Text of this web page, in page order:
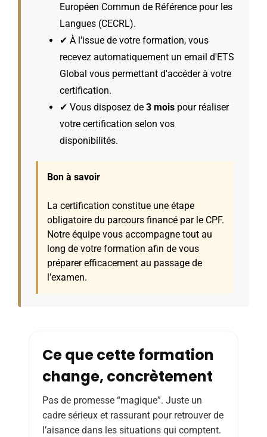
Européen Commun de Référence pour les
Langues (CECRL).
✔ À l'issue de votre formation, vous
recevez automatiquement un email d'ETS
Global vous permettant d'accéder à votre
certification.
✔ Vous disposez de 3 moispour réaliser
votre certification selon vos
disponibilités.
Bon à savoir
La certification constitue une étape
obligatoire du parcours financé par le CPF.
Notre équipe vous accompagne tout au
long de votre formation afin de vous
préparer efficacement au passage de
l'examen.
Ce que cette formation
change, concrètement
Pas de promesse “magique”. Juste un
cadre sérieux et rassurant pour retrouver de
l’aisance dans les situations qui comptent.